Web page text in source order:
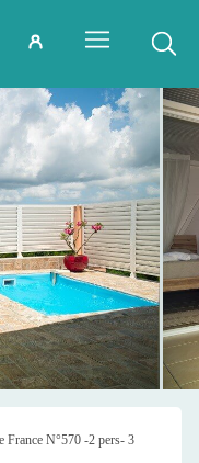
France N°570 -2 pers- 3